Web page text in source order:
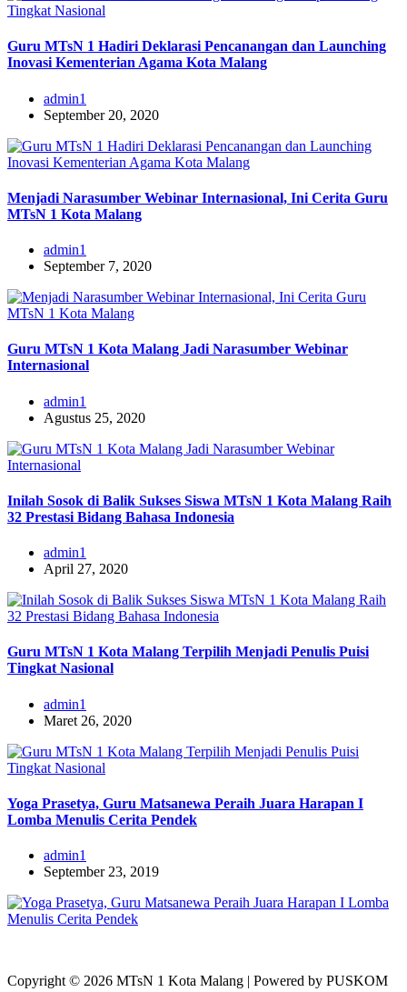
Guru MTsN 1 Hadiri Deklarasi Pencanangan dan Launching
Inovasi Kementerian Agama Kota Malang
admin1
September 20, 2020
Menjadi Narasumber Webinar Internasional, Ini Cerita Guru
MTsN 1 Kota Malang
admin1
September 7, 2020
Guru MTsN 1 Kota Malang Jadi Narasumber Webinar
Internasional
admin1
Agustus 25, 2020
Inilah Sosok di Balik Sukses Siswa MTsN 1 Kota Malang Raih
32 Prestasi Bidang Bahasa Indonesia
admin1
April 27, 2020
Guru MTsN 1 Kota Malang Terpilih Menjadi Penulis Puisi
Tingkat Nasional
admin1
Maret 26, 2020
Yoga Prasetya, Guru Matsanewa Peraih Juara Harapan I
Lomba Menulis Cerita Pendek
admin1
September 23, 2019
Copyright © 2026 MTsN 1 Kota Malang | Powered by PUSKOM